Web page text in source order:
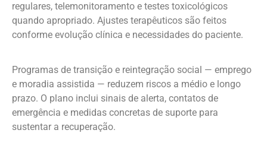
regulares, telemonitoramento e testes toxicológicos
quando apropriado. Ajustes terapêuticos são feitos
conforme evolução clínica e necessidades do paciente.
Programas de transição e reintegração social — emprego
e moradia assistida — reduzem riscos a médio e longo
prazo. O plano inclui sinais de alerta, contatos de
emergência e medidas concretas de suporte para
sustentar a recuperação.